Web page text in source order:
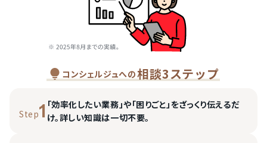
コンシェルジュへの相談3ステップ
Step1 「効率化したい業務」や「困りごと」をざっくり伝えるだ
け。詳しい知識は一切不要。